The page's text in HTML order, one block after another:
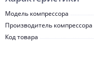
Модель компрессора
Производитель компрессора
Код товара